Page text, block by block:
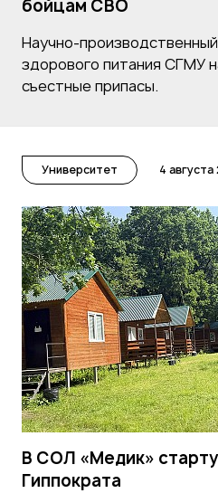
бойцам СВО
Научно-
здорового питания СГМУ
съестные припасы.
Университет 4
В СОЛ «Медик»
Гиппократа